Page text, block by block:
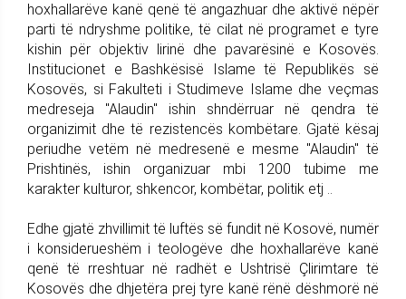
hoxhallarëve kanë qenë të angazhuar dhe aktivë nëpër
parti të ndryshme politike, të cilat në programet e tyre
kishin për objektiv lirinë dhe pavarësinë e Kosovës.
Institucionet e Bashkësisë Islame të Republikës së
Kosovës, si Fakulteti i Studimeve Islame dhe veçmas
medreseja "Alaudin" ishin shndërruar në qendra të
organizimit dhe të rezistencës kombëtare. Gjatë kësaj
periudhe vetëm në medresenë e mesme "Alaudin" të
Prishtinës, ishin organizuar mbi 1200 tubime me
karakter kulturor, shkencor, kombëtar, politik etj ..
Edhe gjatë zhvillimit të luftës së fundit në Kosovë, numër
i konsiderueshëm i teologëve dhe hoxhallarëve kanë
qenë të rreshtuar në radhët e Ushtrisë Çlirimtare të
Kosovës dhe dhjetëra prej tyre kanë rënë dëshmorë në